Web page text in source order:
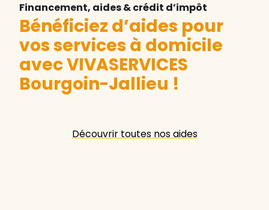
Financement, aides & crédit d’impôt
Bénéficiez d’aides pour
vos services à domicile
avec VIVASERVICES
Bourgoin-Jallieu !
Découvrir toutes nos aides